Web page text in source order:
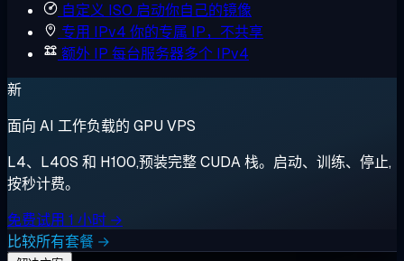
自定义 ISO 启动你自己的镜像
专用 IPv4 你的专属 IP，不共享
额外 IP 每台服务器多个 IPv4
新
面向 AI 工作负载的 GPU VPS
L4、L40S 和 H100,预装完整 CUDA 栈。启动、训练、停止,
按秒计费。
免费试用 1 小时 →
比较所有套餐 →